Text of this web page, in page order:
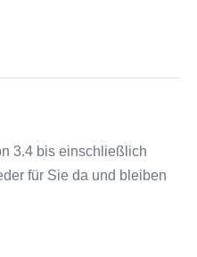
3.4 bis einschließlich
für Sie da und bleiben